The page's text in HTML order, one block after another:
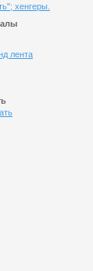
хенгеры.
лента